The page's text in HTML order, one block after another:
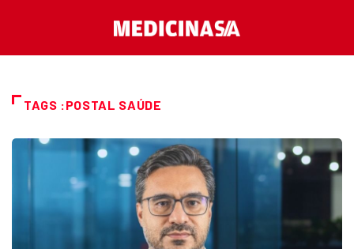
TAGS :POSTAL SAÚDE